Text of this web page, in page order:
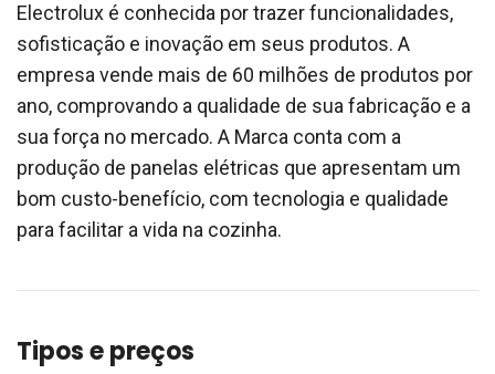
Electrolux é conhecida por trazer funcionalidades,
sofisticação e inovação em seus produtos. A
empresa vende mais de 60 milhões de produtos por
ano, comprovando a qualidade de sua fabricação e a
sua força no mercado. A Marca conta com a
produção de panelas elétricas que apresentam um
bom custo-benefício, com tecnologia e qualidade
para facilitar a vida na cozinha.
Tipos e preços